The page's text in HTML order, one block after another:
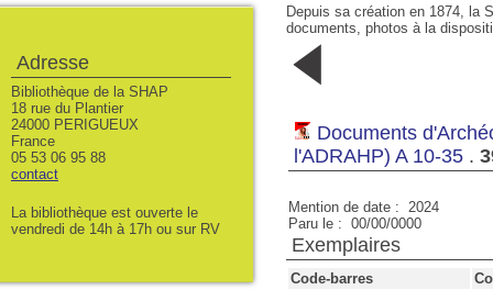
Depuis sa création en 1874, la
documents, photos à la
Documents
l'ADRAHP) A 10-35 .
Mention de date : 2024
Paru le : 00/00/0000
Exemplaires
Code-barres
Adresse
Bibliothèque de la SHAP
18 rue du Plantier
24000 PERIGUEUX
France
05 53 06 95 88
contact
La bibliothèque est ouverte le
vendredi de 14h à 17h ou sur RV